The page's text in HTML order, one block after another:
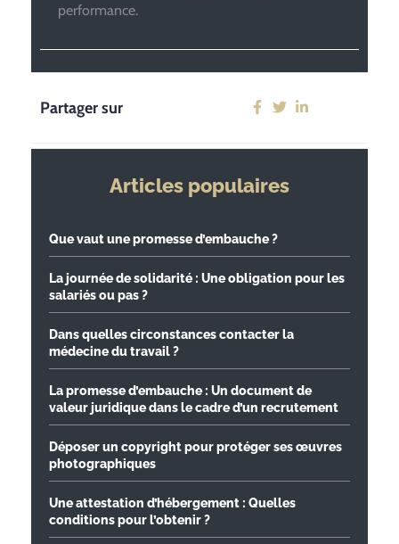
performance.
Partager sur
Articles populaires
Que vaut une promesse d’embauche ?
La journée de solidarité : Une obligation pour les
salariés ou pas ?
Dans quelles circonstances contacter la
médecine du travail ?
La promesse d’embauche : Un document de
valeur juridique dans le cadre d’un recrutement
Déposer un copyright pour protéger ses œuvres
photographiques
Une attestation d’hébergement : Quelles
conditions pour l’obtenir ?